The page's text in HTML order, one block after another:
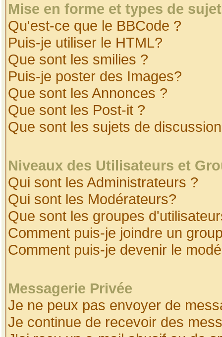
Mise en forme et types de
Qu'est-ce que le BBCode ?
Puis-je utiliser le HTML?
Que sont les smilies ?
Puis-je poster des Images?
Que sont les Annonces ?
Que sont les Post-it ?
Que sont les sujets de
Niveaux des Utilisateurs et
Qui sont les Administrateurs ?
Qui sont les Modérateurs?
Que sont les groupes
Comment puis-je joindre un
Comment puis-je devenir le
Messagerie Privée
Je ne peux pas envoyer de
Je continue de recevoir des